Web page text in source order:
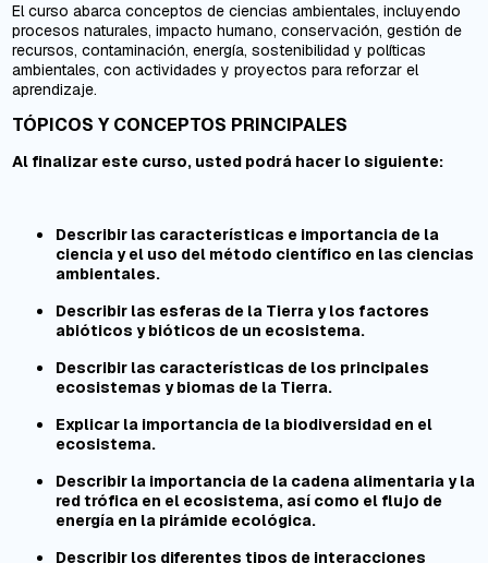
El curso abarca conceptos de ciencias ambientales, incluyendo
procesos naturales, impacto humano, conservación, gestión de
recursos, contaminación, energía, sostenibilidad y políticas
ambientales, con actividades y proyectos para reforzar el
aprendizaje.
TÓPICOS Y CONCEPTOS PRINCIPALES
Al finalizar este curso, usted podrá hacer lo siguiente:
Describir las características e importancia de la
ciencia y el uso del método científico en las ciencias
ambientales.
Describir las esferas de la Tierra y los factores
abióticos y bióticos de un ecosistema.
Describir las características de los principales
ecosistemas y biomas de la Tierra.
Explicar la importancia de la biodiversidad en el
ecosistema.
Describir la importancia de la cadena alimentaria y la
red trófica en el ecosistema, así como el flujo de
energía en la pirámide ecológica.
Describir los diferentes tipos de interacciones